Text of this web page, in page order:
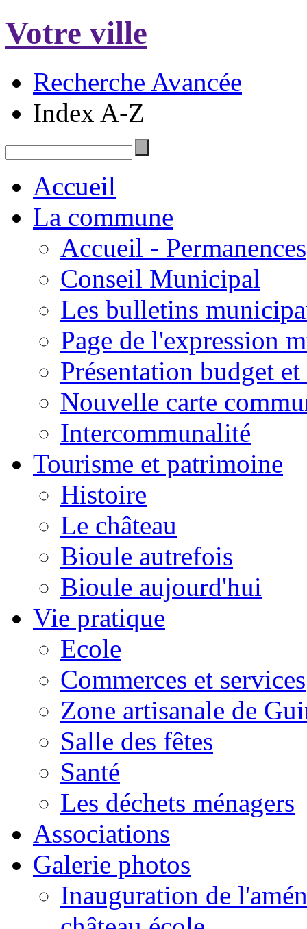
Votre ville
Recherche Avancée
Index A-Z
Accueil
La commune
Accueil - Permanences
Conseil Municipal
Les bulletins
Page de l'expression
Présentation budget
Nouvelle carte
Intercommunalité
Tourisme et patrimoine
Histoire
Le château
Bioule autrefois
Bioule aujourd'hui
Vie pratique
Ecole
Commerces et services
Zone artisanale de
Salle des fêtes
Santé
Les déchets ménagers
Associations
Galerie photos
Inauguration de